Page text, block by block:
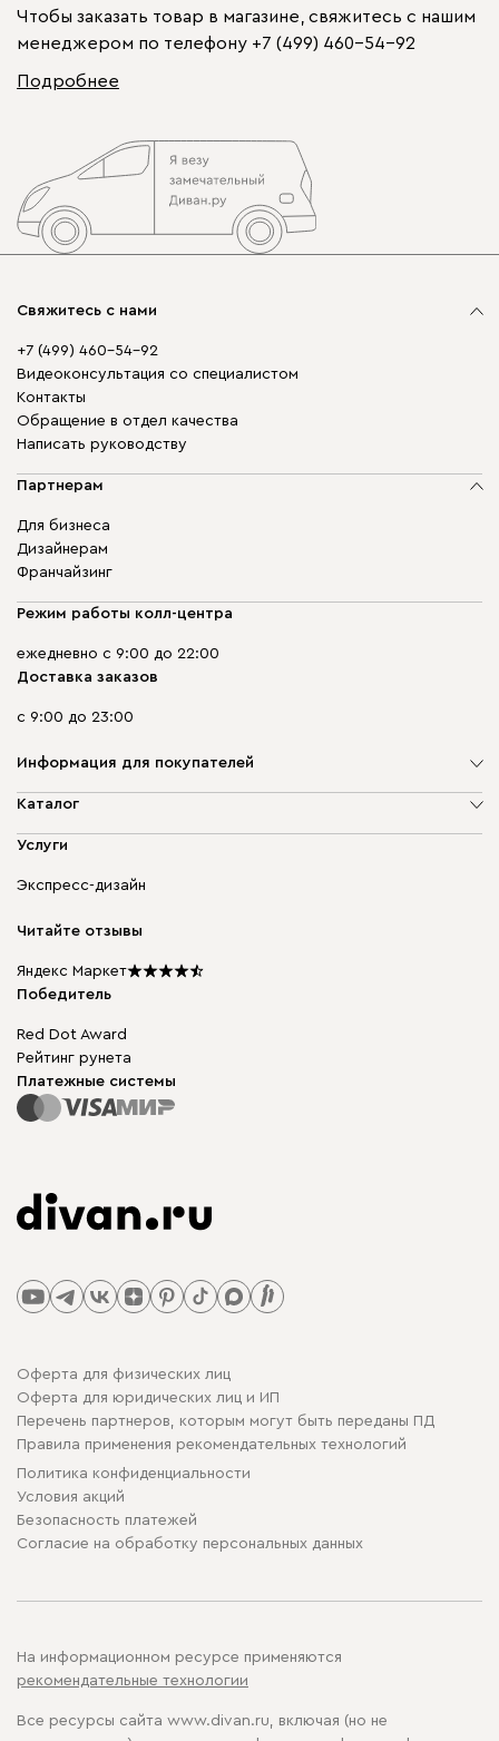
Чтобы заказать товар в магазине, свяжитесь с нашим
менеджером по телефону +7 (499) 460-54-92
Подробнее
Свяжитесь с нами
+7 (499) 460-54-92
Видеоконсультация со специалистом
Контакты
Обращение в отдел качества
Написать руководству
Партнерам
Для бизнеса
Дизайнерам
Франчайзинг
Режим работы колл-центра
ежедневно с 9:00 до 22:00
Доставка заказов
с 9:00 до 23:00
Информация для покупателей
О компании
Доставка и оплата
диван.клуб
Подарочные сертификаты
Мы в прессе
Каталог
Мягкая мебель
Бескаркасная мебель
Столы и стулья
Услуги
Экспресс-дизайн
Читайте отзывы
Яндекс Маркет
Победитель
Red Dot Award
Рейтинг рунета
Платежные системы
Оферта для физических лиц
Оферта для юридических лиц и ИП
Перечень партнеров, которым могут быть переданы ПД
Правила применения рекомендательных технологий
Политика конфиденциальности
Условия акций
Безопасность платежей
Cогласие на обработку персональных данных
На информационном ресурсе применяются
рекомендательные технологии
Все ресурсы сайта www.divan.ru, включая (но не